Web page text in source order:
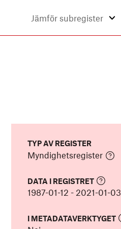
Jämför subregister
TYP AV REGISTER
Myndighetsregister
DATA I REGISTRET
1987-01-12 - 2021-01-03
I METADATAVERKTYGET